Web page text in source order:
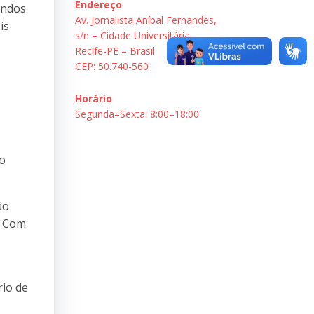
de
Endereço
Av. Jornalista Aníbal Fernandes,
s/n – Cidade Universitária.
Recife-PE – Brasil
CEP: 50.740-560
Horário
Segunda–Sexta: 8:00–18:00